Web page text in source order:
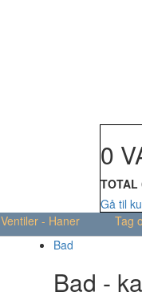
0
TOTAL
Gå til
Ventiler - Haner Tag
Bad
Bad -